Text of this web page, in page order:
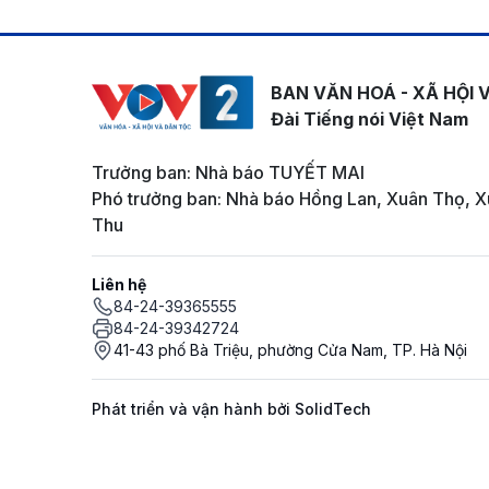
BAN VĂN HOÁ - XÃ HỘI
Đài Tiếng nói Việt Nam
Trưởng ban: Nhà báo TUYẾT MAI
Phó trưởng ban: Nhà báo Hồng Lan, Xuân Thọ,
Thu
Liên hệ
84-24-39365555
84-24-39342724
41-43 phố Bà Triệu, phường Cửa Nam, TP. Hà Nội
Phát triển và vận hành bởi SolidTech